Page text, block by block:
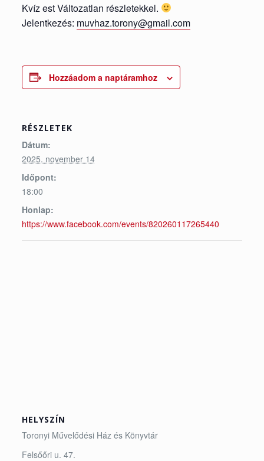
Kvíz est Változatlan részletekkel.
Jelentkezés: muvhaz.torony@gmail.com
Hozzáadom a naptáramhoz
RÉSZLETEK
Dátum:
2025. november 14
Időpont:
18:00
Honlap:
https://www.facebook.com/events/820260117265440
HELYSZÍN
Toronyi Művelődési Ház és Könyvtár
Felsőőri u. 47.